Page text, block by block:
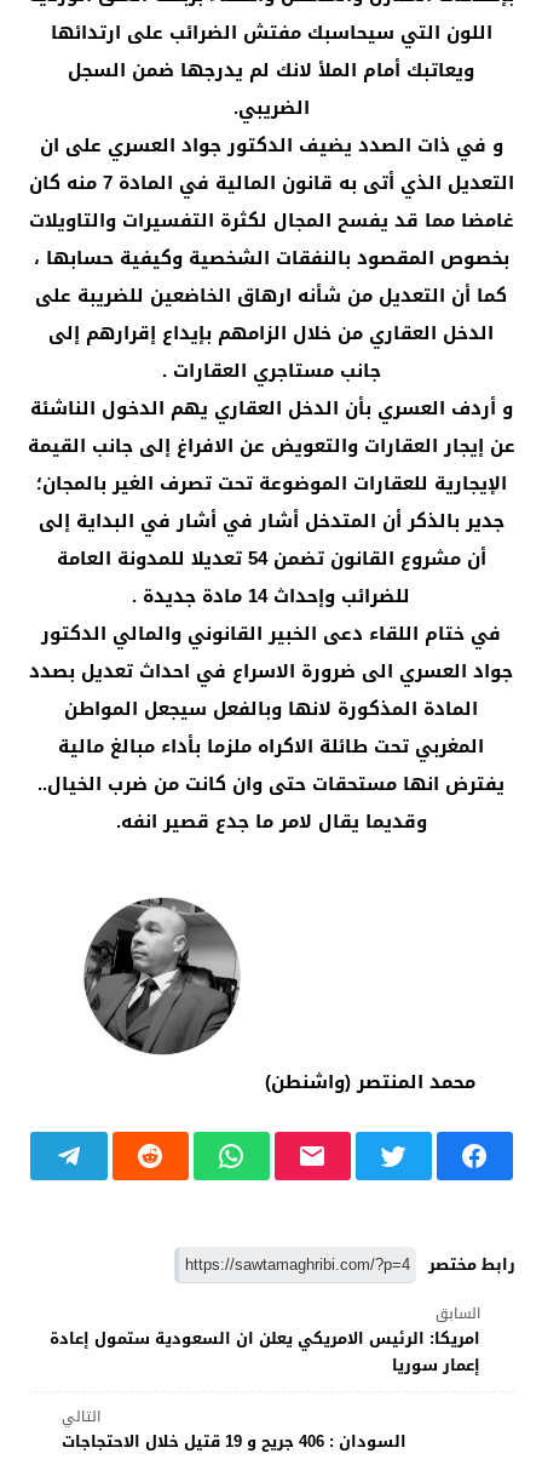
اللون التي سيحاسبك مفتش الضرائب على ارتدائها
ويعاتبك أمام الملأ لانك لم يدرجها ضمن السجل
الضريبي.
و في ذات الصدد يضيف الدكتور جواد العسري على ان
التعديل الذي أتى به قانون المالية في المادة 7 منه كان
غامضا مما قد يفسح المجال لكثرة التفسيرات والتاويلات
بخصوص المقصود بالنفقات الشخصية وكيفية حسابها ،
كما أن التعديل من شأنه ارهاق الخاضعين للضريبة على
الدخل العقاري من خلال الزامهم بإيداع إقرارهم إلى
جانب مستاجري العقارات .
و أردف العسري بأن الدخل العقاري يهم الدخول الناشئة
عن إيجار العقارات والتعويض عن الافراغ إلى جانب القيمة
الإيجارية للعقارات الموضوعة تحت تصرف الغير بالمجان؛
جدير بالذكر أن المتدخل أشار في أشار في البداية إلى
أن مشروع القانون تضمن 54 تعديلا للمدونة العامة
للضرائب وإحداث 14 مادة جديدة .
في ختام اللقاء دعى الخبير القانوني والمالي الدكتور
جواد العسري الى ضرورة الاسراع في احداث تعديل بصدد
المادة المذكورة لانها وبالفعل سيجعل المواطن
المغربي تحت طائلة الاكراه ملزما بأداء مبالغ مالية
يفترض انها مستحقات حتى وان كانت من ضرب الخيال..
وقديما يقال لامر ما جدع قصير انفه.
محمد المنتصر (واشنطن)
رابط مختصر
السابق
امريكا: الرئيس الامريكي يعلن ان السعودية ستمول إعادة
إعمار سوريا
التالي
السودان : 406 جريح و 19 قتيل خلال الاحتجاجات